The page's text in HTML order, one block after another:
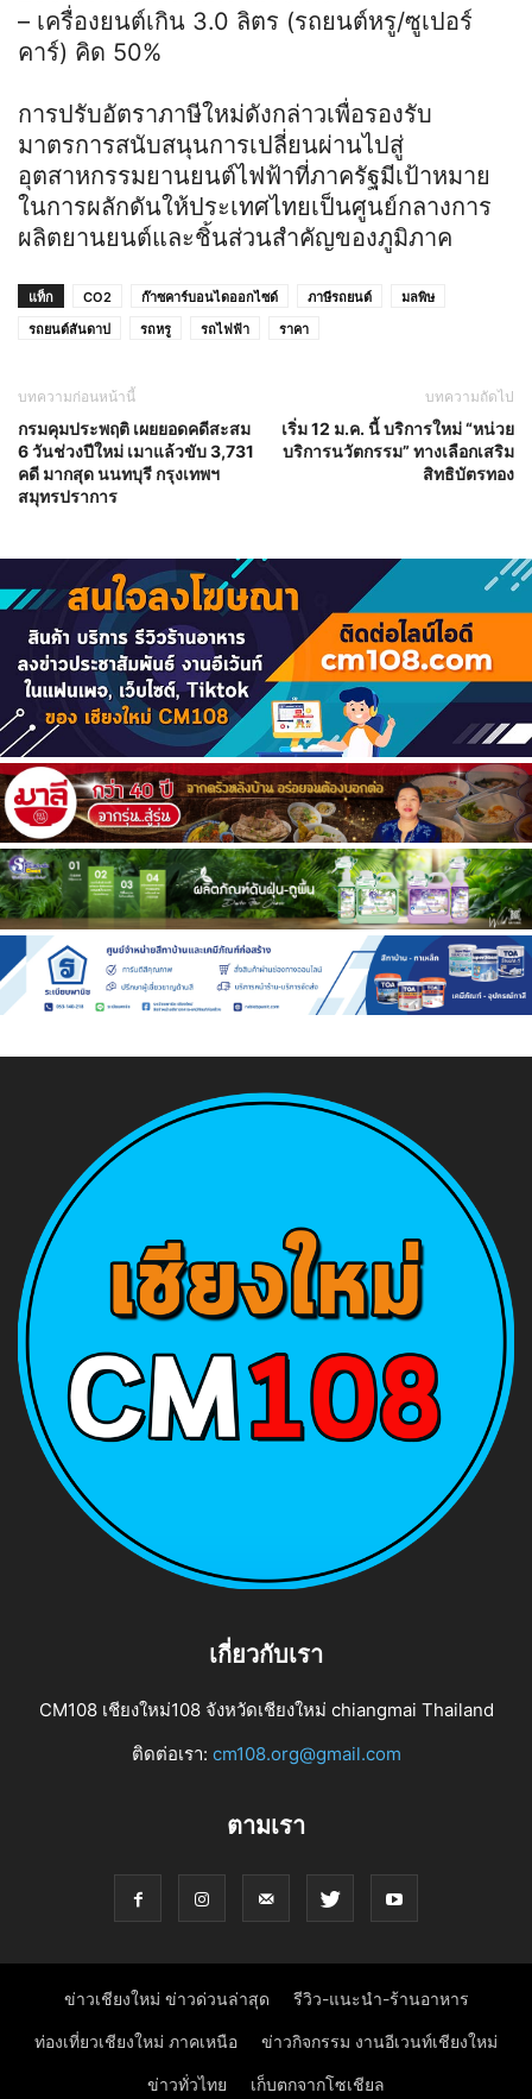
– เครื่องยนต์เกิน 3.0 ลิตร (รถยนต์หรู/ซูเปอร์
คาร์) คิด 50%
การปรับอัตราภาษีใหม่ดังกล่าวเพื่อรองรับ
มาตรการสนับสนุนการเปลี่ยนผ่านไปสู่
อุตสาหกรรมยานยนต์ไฟฟ้าที่ภาครัฐมีเป้าหมาย
ในการผลักดันให้ประเทศไทยเป็นศูนย์กลางการ
ผลิตยานยนต์และชิ้นส่วนสำคัญของภูมิภาค
แท็ก CO2 ก๊าซคาร์บอนไดออกไซด์ ภาษีรถยนต์
มลพิษ
รถยนต์สันดาป
รถหรู รถไฟฟ้า ราคา
บทความก่อนหน้านี้
กรมคุมประพฤติ เผยยอดคดีสะสม
6 วันช่วงปีใหม่ เมาแล้วขับ 3,731
คดี มากสุด นนทบุรี กรุงเทพฯ
สมุทรปราการ
บทความถัดไป
เริ่ม 12 ม.ค. นี้ บริการใหม่ “หน่วย
บริการนวัตกรรม” ทางเลือกเสริม
สิทธิบัตรทอง
เกี่ยวกับเรา
CM108 เชียงใหม่108 จังหวัดเชียงใหม่ chiangmai Thailand
ติดต่อเรา: cm108.org@gmail.com
ตามเรา
ข่าวเชียงใหม่ ข่าวด่วนล่าสุด รีวิว-แนะนำ-ร้านอาหาร
ท่องเที่ยวเชียงใหม่ ภาคเหนือ ข่าวกิจกรรม งานอีเวนท์เชียงใหม่
ข่าวทั่วไทย เก็บตกจากโซเชียล